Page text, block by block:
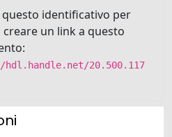
questo identificativo per
creare un link a questo
20.500.117